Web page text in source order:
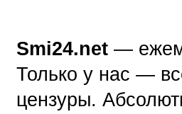
Smi24.net —
Только у нас —
цензуры.